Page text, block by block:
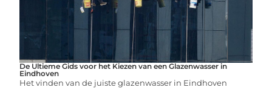
De Ultieme Gids voor het Kiezen van een Glazenwasser in
Eindhoven
Het vinden van de juiste glazenwasser in Eindhoven